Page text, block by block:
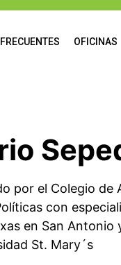
OFICINAS
por el Colegio de
con
en San
St. Mary´s